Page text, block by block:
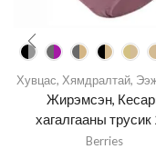
Хувцас, Хямдралтай,
Жирэмсэн,
хагалгааны
Berries